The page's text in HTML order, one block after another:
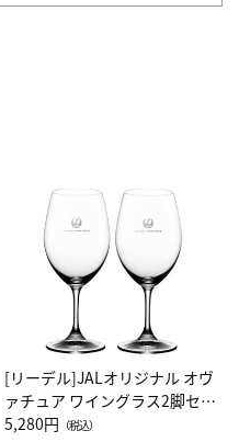
[リーデル]JALオリジナル オヴ
ァチュア ワイングラス2脚セッ
ト（レッドワイン）
5,280円 （税込）